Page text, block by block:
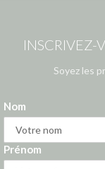
INSCRIVEZ-
Soyez les
Nom
Prénom